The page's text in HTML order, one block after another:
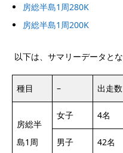
房総半島1周280K
房総半島1周200K
以下は、サマリーデータとな
種目 – 出走数
房総半
島1周
女子 4名
男子 42名